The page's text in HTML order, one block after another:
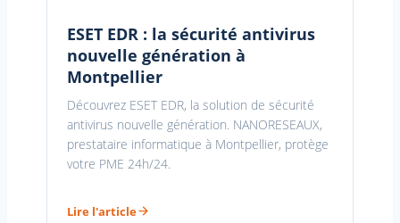
ESET EDR : la sécurité antivirus
nouvelle génération à
Montpellier
Découvrez ESET EDR, la solution de sécurité
antivirus nouvelle génération. NANORESEAUX,
prestataire informatique à Montpellier, protège
votre PME 24h/24.
Lire l'article